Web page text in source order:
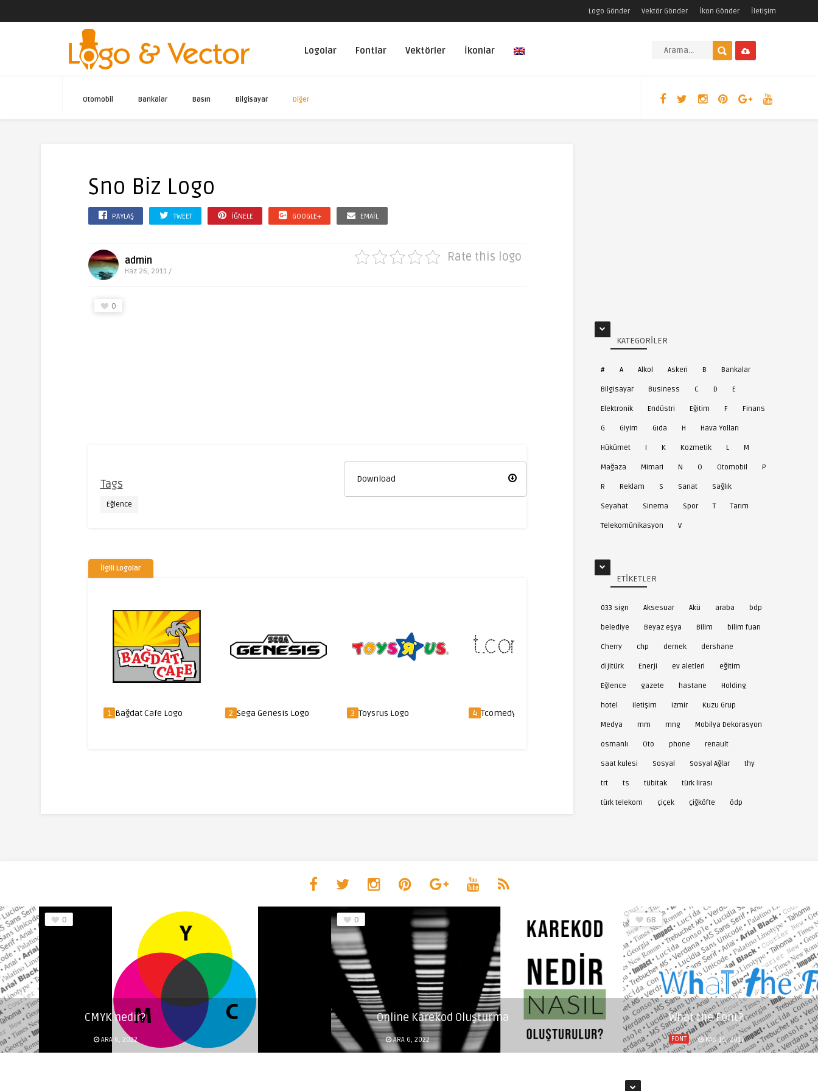
Logo Gönder Vektör Gönder İkon Gönder İletişim
Logolar Fontlar Vektörler İkonlar
Otomobil Bankalar Basın Bilgisayar Diğer
Sno Biz Logo
PAYLAŞ TWEET İĞNELE GOOGLE+ EMAIL
admin
Haz 26, 2011 /
Rate this logo
Download
0
Tags
Eğlence
İlgili Logolar
1 Bağdat Cafe Logo 2 Sega Genesis Logo 3 Toysrus Logo 4 Tcomedy Logo
Akademisi Logo
KATEGORILER
# A Alkol Askeri B Bankalar
Bilgisayar Business C D E
Elektronik Endüstri Eğitim F Finans
G Giyim Gıda H Hava Yolları
Hükümet I K Kozmetik L M
Mağaza Mimari N O Otomobil P
R Reklam S Sanat Sağlık
Seyahat Sinema Spor T Tarım
Telekomünikasyon V
ETIKETLER
033 sign Aksesuar Akü araba bdp
belediye Beyaz eşya Bilim bilim fuarı
Cherry chp dernek dershane
dijitürk Enerji ev aletleri eğitim
Eğlence gazete hastane Holding
hotel iletişim izmir Kuzu Grup
Medya mm mng Mobilya Dekorasyon
osmanlı Oto phone renault
saat kulesi Sosyal Sosyal Ağlar thy
trt ts tübitak türk lirası
türk telekom çiçek çiğköfte ödp
CMYK nedir?
ARA 6, 2022
Online Karekod Oluşturma
ARA 6, 2022
68
What the Font?
KAS 16, 2017